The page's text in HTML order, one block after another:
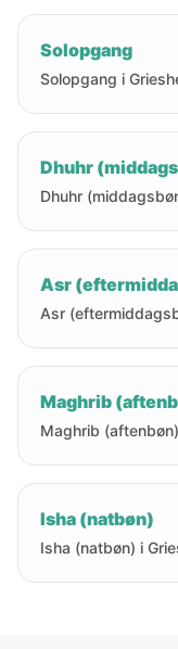
Solopgang
Solopgang i
Dhuhr
Dhuhr
Asr
Asr
Maghrib
Maghrib
Isha (natbøn)
Isha (natbøn) i